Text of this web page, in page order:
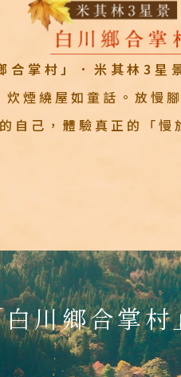
合掌村」．米其林3星
炊煙繞屋如童話。放慢
自己，體驗真正的「慢
高地」．
苑英迪格
川鄉合掌
光風閣
葉季節限
峰
出發區